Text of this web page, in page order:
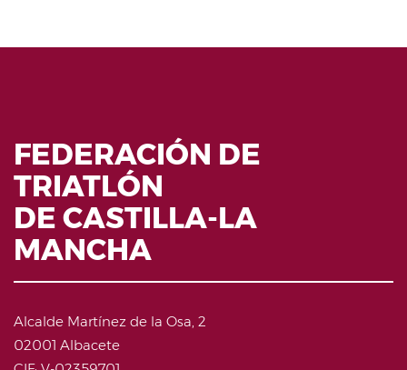
FEDERACIÓN DE
TRIATLÓN
DE CASTILLA-LA
MANCHA
Alcalde Martínez de la Osa, 2
02001 Albacete